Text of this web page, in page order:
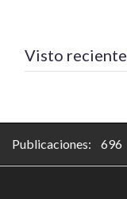
Visto reciente
Publicaciones: 696